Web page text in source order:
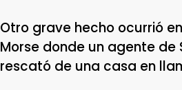
Otro grave hecho ocurrió
Morse donde un agente de
rescató de una casa en